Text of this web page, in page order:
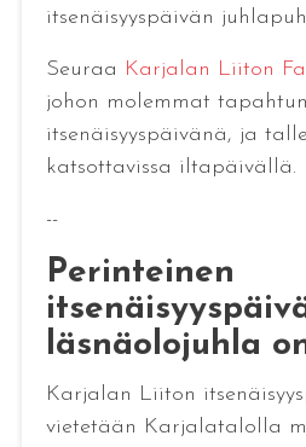
itsenäisyyspäivän
Seuraa Karjalan Liiton
johon molemmat
itsenäisyyspäivänä, ja
katsottavissa iltapäivällä.
--
Perinteinen
läsnäolojuhla
Karjalan Liiton
vietetään Karjalatalolla